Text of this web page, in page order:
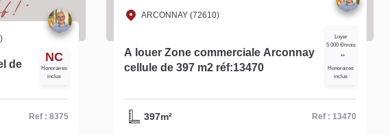
ARCONNAY (72610)
A louer Zone commerciale Arconnay
cellule de 397 m2 réf:13470
**
Honoraires
397m²
Cellule
190m²